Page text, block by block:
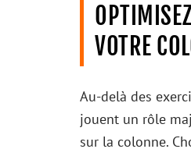
VOTRE
Au-delà des
jouent un rôle
sur la colonne.